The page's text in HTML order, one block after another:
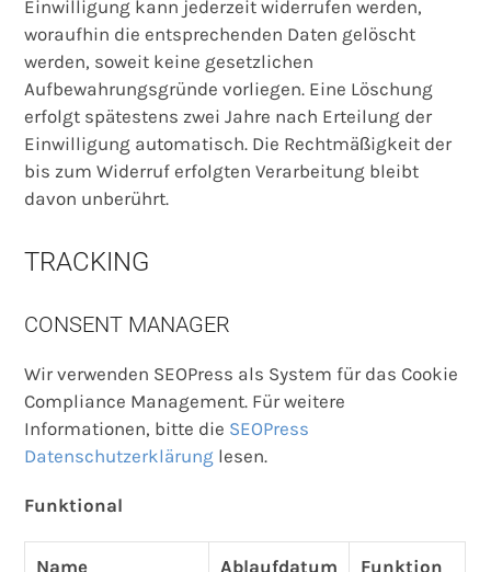
Einwilligung kann jederzeit widerrufen werden,
woraufhin die entsprechenden Daten gelöscht
werden, soweit keine gesetzlichen
Aufbewahrungsgründe vorliegen. Eine Löschung
erfolgt spätestens zwei Jahre nach Erteilung der
Einwilligung automatisch. Die Rechtmäßigkeit der
bis zum Widerruf erfolgten Verarbeitung bleibt
davon unberührt.
TRACKING
CONSENT MANAGER
Wir verwenden SEOPress als System für das Cookie
Compliance Management. Für weitere
Informationen, bitte die SEOPress
Datenschutzerklärung lesen.
Funktional
Name Ablaufdatum Funktion